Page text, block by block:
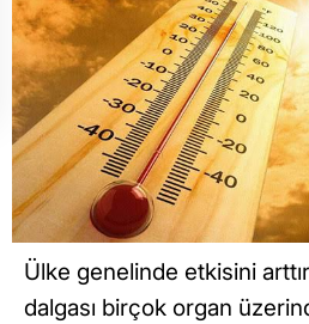
Ülke genelinde etkisini
dalgası birçok organ